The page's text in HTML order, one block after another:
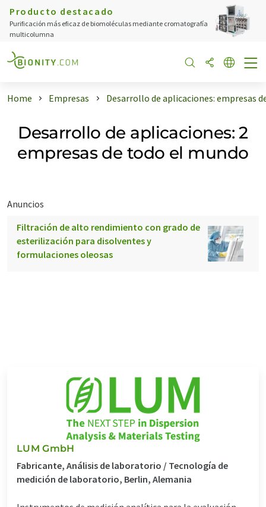
Producto destacado
Purificación más eficaz de biomoléculas mediante cromatografía
multicolumna
Home Empresas Desarrollo de aplicaciones: empresas
Desarrollo de aplicaciones: 2
empresas de todo el mundo
Anuncios
Filtración de alto rendimiento con grado de
esterilización para disolventes y
formulaciones oleosas
LUM GmbH
Fabricante, Análisis de laboratorio / Tecnología de
medición de laboratorio, Berlin, Alemania